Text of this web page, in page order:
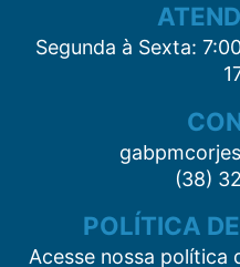
Segunda à Sexta:
(38)
POLÍTICA
Acesse nossa política